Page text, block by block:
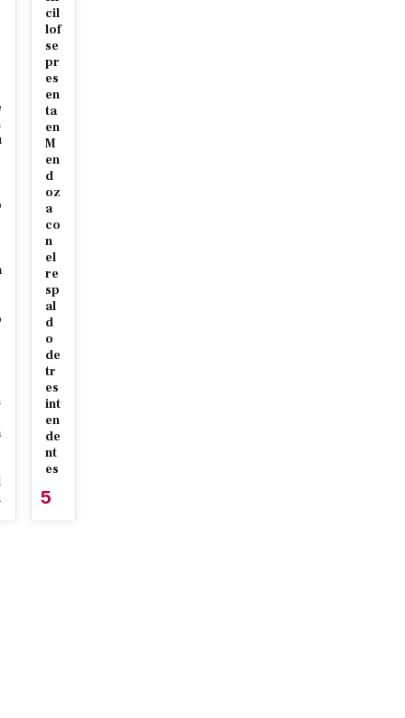
cil
lof
se
pr
es
en
ta
en
M
en
d
oz
a
co
n
el
re
sp
al
d
o
de
tr
es
int
en
de
nt
es
5